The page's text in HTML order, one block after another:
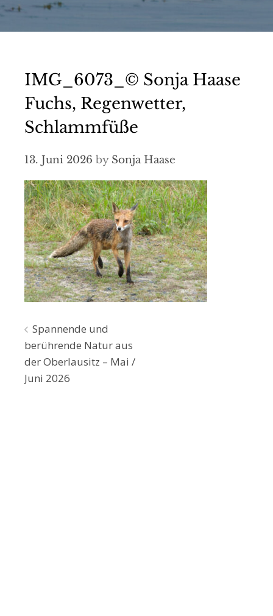
IMG_6073_© Sonja Haase
Fuchs, Regenwetter,
Schlammfüße
13. Juni 2026 by Sonja Haase
Beitragsnavigation
Spannende und
berührende Natur aus
der Oberlausitz – Mai /
Juni 2026